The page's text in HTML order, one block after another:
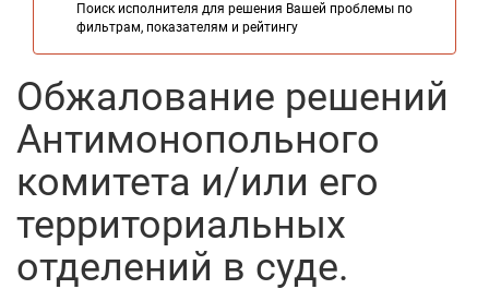
Поиск исполнителя для решения Вашей проблемы по
фильтрам, показателям и рейтингу
Обжалование решений
Антимонопольного
комитета и/или его
территориальных
отделений в суде.